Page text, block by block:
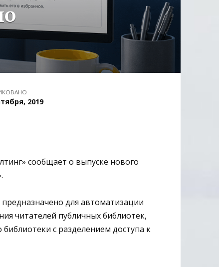
2019
сообщает о выпуске нового
.
предназначено для автоматизации
читателей публичных библиотек,
с разделением доступа к